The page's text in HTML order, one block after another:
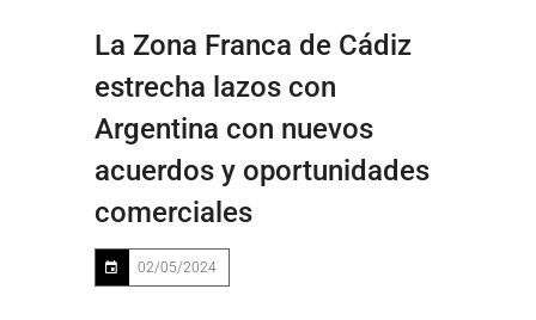
La Zona Franca de Cádiz
estrecha lazos con
Argentina con nuevos
acuerdos y oportunidades
comerciales
02/05/2024